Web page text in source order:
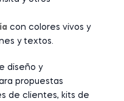
con colores vivos y
y textos.
diseño y
propuestas
de clientes, kits de